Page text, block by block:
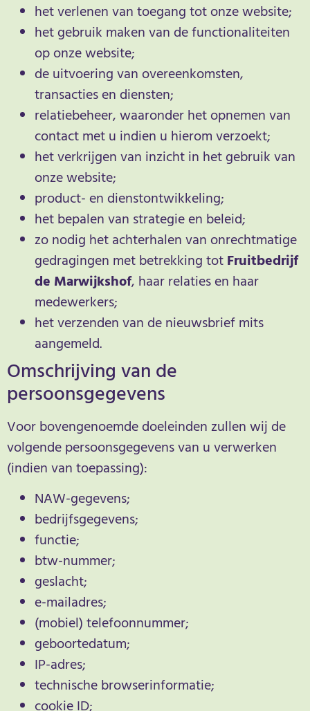
het verlenen van toegang tot onze website;
het gebruik maken van de functionaliteiten
op onze website;
de uitvoering van overeenkomsten,
transacties en diensten;
relatiebeheer, waaronder het opnemen van
contact met u indien u hierom verzoekt;
het verkrijgen van inzicht in het gebruik van
onze website;
product- en dienstontwikkeling;
het bepalen van strategie en beleid;
zo nodig het achterhalen van onrechtmatige
gedragingen met betrekking totFruitbedrijf
de Marwijkshof, haar relaties en haar
medewerkers;
het verzenden van de nieuwsbrief mits
aangemeld.
Omschrijving van de
persoonsgegevens
Voor bovengenoemde doeleinden zullen wij de
volgende persoonsgegevens van u verwerken
(indien van toepassing):
NAW-gegevens;
bedrijfsgegevens;
functie;
btw-nummer;
geslacht;
e-mailadres;
(mobiel) telefoonnummer;
geboortedatum;
IP-adres;
technische browserinformatie;